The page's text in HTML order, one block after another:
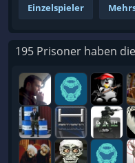
Einzelspieler
195 Prisoner haben